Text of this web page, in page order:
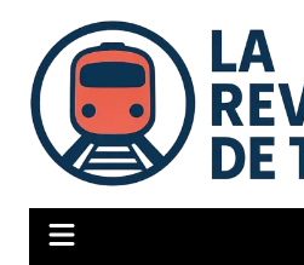
contenido